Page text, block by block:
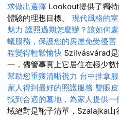
求做出選擇 Lookout提供了獨
體驗的理想目標。 現代風格的
魅力 護照過期怎麼辦？該如何
蟻服務，保護您的房屋免受侵害
程變得輕鬆愉快 Szilvásvárad
一，儘管事實上它居住在極少數
幫助您重獲清晰視力 台中推拿
家人得到最好的照護服務 雙眼
找到合適的墓地，為家人提供一
域絕對是靴子清單，Szalajka